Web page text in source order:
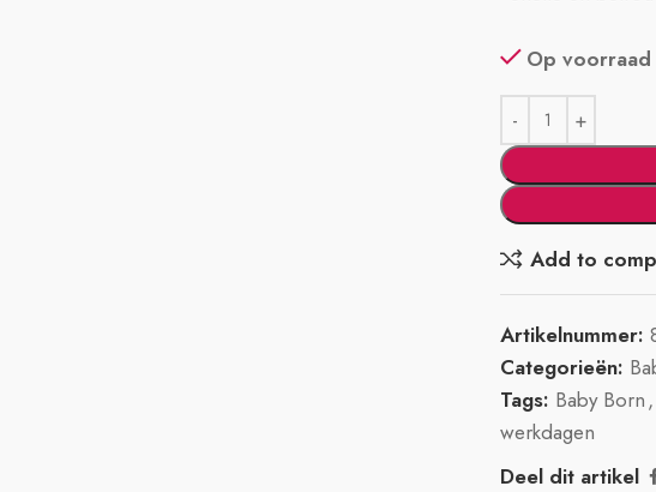
Op voorraad
Add to
Artikelnummer:
Categorieën:
Tags: Baby Born,
werkdagen
Deel dit artikel